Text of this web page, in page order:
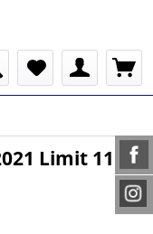
Limit 11 -